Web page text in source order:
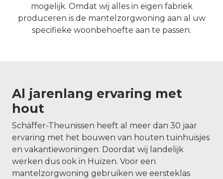
mogelijk. Omdat wij alles in eigen fabriek
produceren is de mantelzorgwoning aan al uw
specifieke woonbehoefte aan te passen.
Al jarenlang ervaring met
hout
Schäffer-Theunissen heeft al meer dan 30 jaar
ervaring met het bouwen van houten tuinhuisjes
en vakantiewoningen. Doordat wij landelijk
werken dus ook in Huizen. Voor een
mantelzorgwoning gebruiken we eersteklas